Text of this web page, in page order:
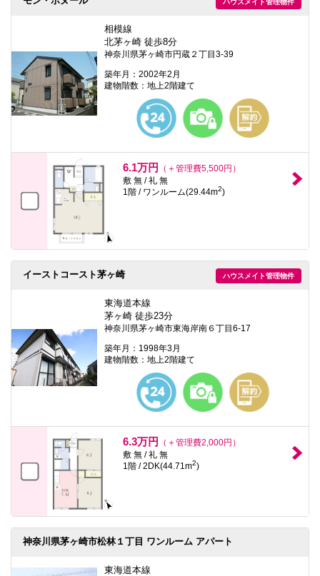
ハウスメイト管理物件
相模線
北茅ヶ崎 徒歩8分
神奈川県茅ヶ崎市円蔵２丁目3-39
築年月：2002年2月
建物階数：地上2階建て
6.1万円
（＋管理費5,500円）
敷 無 / 礼 無
1階 / ワンルーム(29.44m2)
ハウスメイト管理物件
イーストコースト茅ヶ崎
東海道本線
茅ヶ崎 徒歩23分
神奈川県茅ヶ崎市東海岸南６丁目6-17
築年月：1998年3月
建物階数：地上2階建て
6.3万円
（＋管理費2,000円）
敷 無 / 礼 無
1階 / 2DK(44.71m2)
神奈川県茅ヶ崎市松林１丁目 ワンルーム アパート
東海道本線